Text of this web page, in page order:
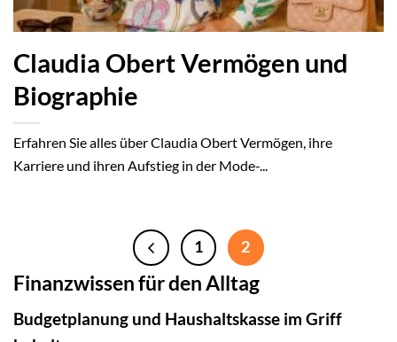
Claudia Obert Vermögen und
Biographie
Erfahren Sie alles über Claudia Obert Vermögen, ihre
Karriere und ihren Aufstieg in der Mode-...
1 2
Finanzwissen für den Alltag
Budgetplanung und Haushaltskasse im Griff